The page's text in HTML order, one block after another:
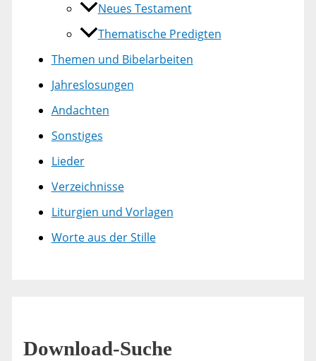
Neues Testament
Thematische Predigten
Themen und Bibelarbeiten
Jahreslosungen
Andachten
Sonstiges
Lieder
Verzeichnisse
Liturgien und Vorlagen
Worte aus der Stille
Download-Suche